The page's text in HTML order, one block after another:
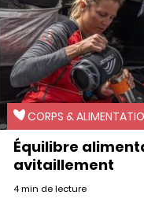
CORPS &
Équilibre
avitaillement
4 min de lecture